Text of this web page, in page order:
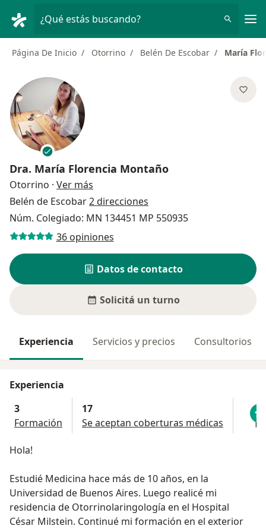
¿Qué estás buscando?
Página De Inicio Otorrino Belén De Escobar María
Dra. María Florencia Montaño
Otorrino · Ver más
Belén de Escobar2 direcciones
Núm. Colegiado: MN 134451 MP 550935
36 opiniones
Datos de contacto
Solicitá un turno
Experiencia Servicios y precios Consultorios
Experiencia
3
Formación
17
Se aceptan coberturas médicas
Hola!
Estudié Medicina hace más de 10 años, en la
Universidad de Buenos Aires. Luego realicé mi
residencia de Otorrinolaringología en el Hospital
César Milstein. Continué mi formación en el exterior